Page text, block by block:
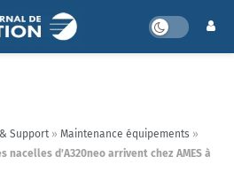
& Support » Maintenance équipements »
nacelles d’A320neo arrivent chez AMES à